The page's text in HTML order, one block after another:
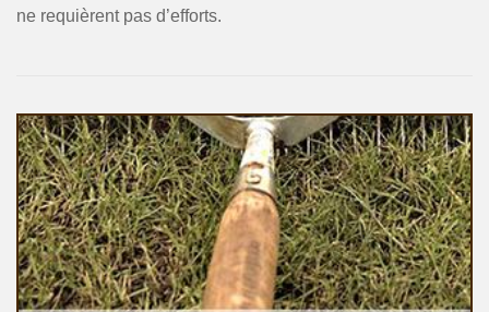
ne requièrent pas d’efforts.